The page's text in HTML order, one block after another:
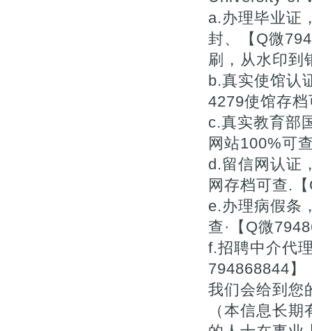
a.办理毕业证
封、【Q微
刷，从水印到
b.真实使馆认
4279使馆存
c.真实教育部
网站100%可
d.留信网认证
网存档可查.
e.办理病假条
查·【Q微
f.招聘中介代
794868844】
我们会给到您
（本信息长